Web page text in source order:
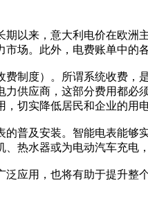
以来，意大利电价在欧
场。此外，电费账单中的
制度）。所谓系统收费
供应商，这部分费用都
切实降低居民和企业的用电
普及安装。智能电表能
热水器或为电动汽车充电
应用，也将有助于提升